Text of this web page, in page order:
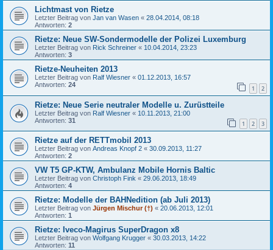
Lichtmast von Rietze
Letzter Beitrag von Jan van Wasen « 28.04.2014, 08:18
Antworten: 2
Rietze: Neue SW-Sondermodelle der Polizei Luxemburg
Letzter Beitrag von Rick Schreiner « 10.04.2014, 23:23
Antworten: 3
Rietze-Neuheiten 2013
Letzter Beitrag von Ralf Wiesner « 01.12.2013, 16:57
Antworten: 24 1 2
Rietze: Neue Serie neutraler Modelle u. Zurüstteile
Letzter Beitrag von Ralf Wiesner « 10.11.2013, 21:00
Antworten: 31 1 2 3
Rietze auf der RETTmobil 2013
Letzter Beitrag von Andreas Knopf 2 « 30.09.2013, 11:27
Antworten: 2
VW T5 GP-KTW, Ambulanz Mobile Hornis Baltic
Letzter Beitrag von Christoph Fink « 29.06.2013, 18:49
Antworten: 4
Rietze: Modelle der BAHNedition (ab Juli 2013)
Letzter Beitrag von Jürgen Mischur (†) « 20.06.2013, 12:01
Antworten: 1
Rietze: Iveco-Magirus SuperDragon x8
Letzter Beitrag von Wolfgang Krugger « 30.03.2013, 14:22
Antworten: 11